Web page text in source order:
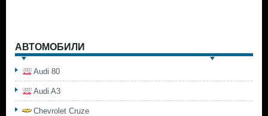
АВТОМОБИЛИ
Audi 80
Audi A3
Chevrolet Cruze